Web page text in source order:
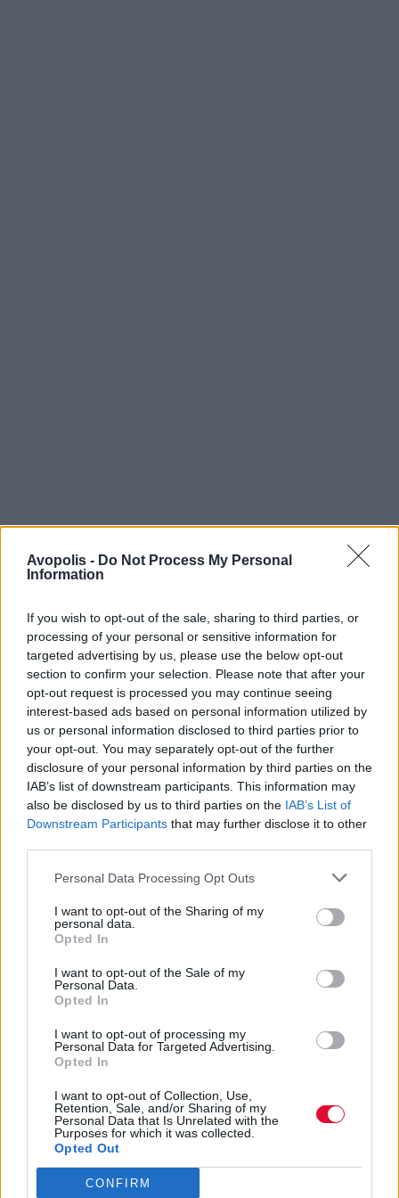
Avopolis - Do Not Process My Personal
Information
If you wish to opt-out of the sale, sharing to third parties, or
processing of your personal or sensitive information for
targeted advertising by us, please use the below opt-out
section to confirm your selection. Please note that after your
opt-out request is processed you may continue seeing
interest-based ads based on personal information utilized by
us or personal information disclosed to third parties prior to
your opt-out. You may separately opt-out of the further
disclosure of your personal information by third parties on the
IAB’s list of downstream participants. This information may
also be disclosed by us to third parties on the IAB’s List of
Downstream Participants that may further disclose it to other
Personal Data Processing Opt Outs
I want to opt-out of the Sharing of my
personal data.
Opted In
I want to opt-out of the Sale of my
Personal Data.
Opted In
I want to opt-out of processing my
Personal Data for Targeted Advertising.
Opted In
I want to opt-out of Collection, Use,
Retention, Sale, and/or Sharing of my
Personal Data that Is Unrelated with the
Purposes for which it was collected.
Opted Out
CONFIRM